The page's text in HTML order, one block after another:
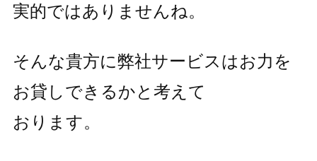
実的ではありませんね。
そんな貴方に弊社サービスはお力を
お貸しできるかと考えて
おります。